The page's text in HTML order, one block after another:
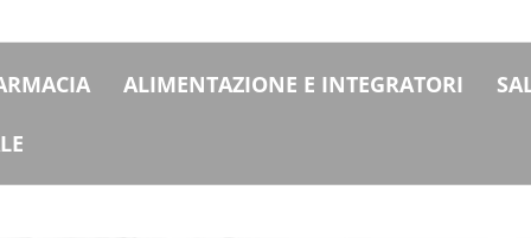
ALIMENTAZIONE E INTEGRATORI